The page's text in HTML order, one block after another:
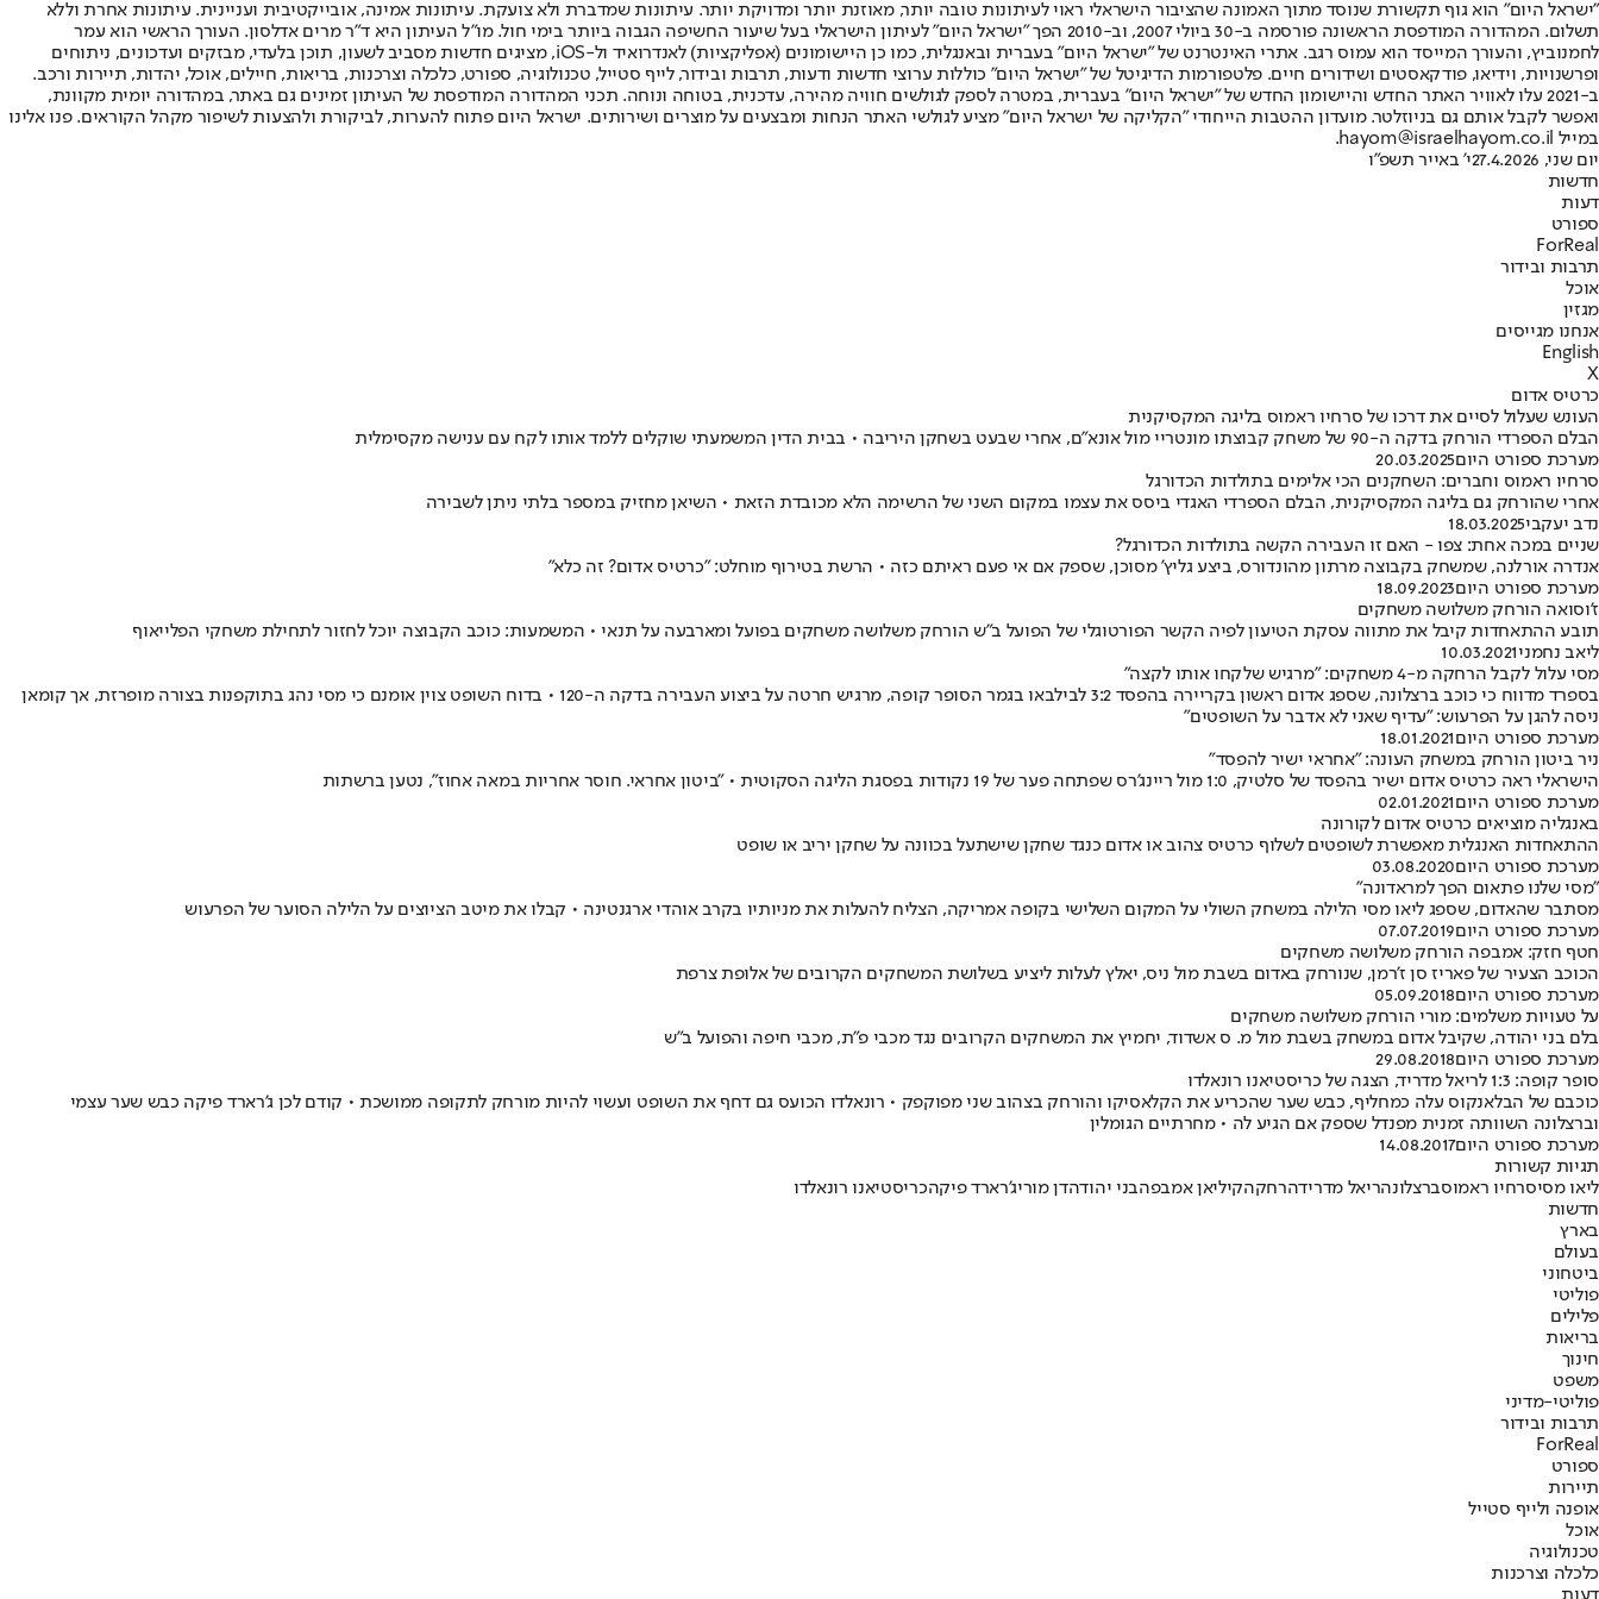
"ישראל היום" הוא גוף תקשורת שנוסד מתוך האמונה שהציבור הישראלי ראוי לעיתונות טובה יותר, מאוזנת יותר ומדויקת יותר. עיתונות שמדברת ולא צועקת. עיתונות אמינה, אובייקטיבית ועניינית. עיתונות אחרת וללא
תשלום. המהדורה המודפסת הראשונה פורסמה ב-30 ביולי 2007, וב-2010 הפך "ישראל היום" לעיתון הישראלי בעל שיעור החשיפה הגבוה ביותר בימי חול. מו"ל העיתון היא ד"ר מרים אדלסון. העורך הראשי הוא עמר
לחמנוביץ, והעורך המייסד הוא עמוס רגב. אתרי האינטרנט של "ישראל היום" בעברית ובאנגלית, כמו כן היישומונים (אפליקציות) לאנדרואיד ול-iOS, מציגים חדשות מסביב לשעון, תוכן בלעדי, מבזקים ועדכונים, ניתוחים
ופרשנויות, וידיאו, פודקאסטים ושידורים חיים. פלטפורמות הדיגיטל של "ישראל היום" כוללות ערוצי חדשות ודעות, תרבות ובידור, לייף סטייל, טכנולוגיה, ספורט, כלכלה וצרכנות, בריאות, חיילים, אוכל, יהדות, תיירות ורכב.
ב-2021 עלו לאוויר האתר החדש והיישומון החדש של "ישראל היום" בעברית, במטרה לספק לגולשים חוויה מהירה, עדכנית, בטוחה ונוחה. תכני המהדורה המודפסת של העיתון זמינים גם באתר, במהדורה יומית מקוונת,
ואפשר לקבל אותם גם בניוזלטר. מועדון ההטבות הייחודי "הקליקה של ישראל היום" מציע לגולשי האתר הנחות ומבצעים על מוצרים ושירותים. ישראל היום פתוח להערות, לביקורת ולהצעות לשיפור מקהל הקוראים. פנו אלינו
במייל hayom@israelhayom.co.il.
יום שני, 27.4.2026
י' באייר תשפ"ו
חדשות
דעות
ספורט
ForReal
תרבות ובידור
אוכל
מגזין
אנחנו מגייסים
English
X
כרטיס אדום
העונש שעלול לסיים את דרכו של סרחיו ראמוס בליגה המקסיקנית
הבלם הספרדי הורחק בדקה ה-90 של משחק קבוצתו מונטריי מול אונא"ם, אחרי שבעט בשחקן היריבה • בבית הדין המשמעתי שוקלים ללמד אותו לקח עם ענישה מקסימלית
מערכת ספורט היום20.03.2025
סרחיו ראמוס וחברים: השחקנים הכי אלימים בתולדות הכדורגל
אחרי שהורחק גם בליגה המקסיקנית, הבלם הספרדי האגדי ביסס את עצמו במקום השני של הרשימה הלא מכובדת הזאת • השיאן מחזיק במספר בלתי ניתן לשבירה
נדב יעקבי18.03.2025
שניים במכה אחת: צפו - האם זו העבירה הקשה בתולדות הכדורגל?
אנדרה אורלנה, שמשחק בקבוצה מרתון מהונדורס, ביצע גליץ' מסוכן, שספק אם אי פעם ראיתם כזה • הרשת בטירוף מוחלט: "כרטיס אדום? זה כלא"
מערכת ספורט היום18.09.2023
ז'וסואה הורחק משלושה משחקים
תובע ההתאחדות קיבל את מתווה עסקת הטיעון לפיה הקשר הפורטוגלי של הפועל ב"ש הורחק משלושה משחקים בפועל ומארבעה על תנאי • המשמעות: כוכב הקבוצה יוכל לחזור לתחילת משחקי הפלייאוף
ליאב נחמני10.03.2021
מסי עלול לקבל הרחקה מ-4 משחקים: "מרגיש שלקחו אותו לקצה"
בספרד מדווח כי כוכב ברצלונה, שספג אדום ראשון בקריירה בהפסד 3:2 לבילבאו בגמר הסופר קופה, מרגיש חרטה על ביצוע העבירה בדקה ה-120 • בדוח השופט צוין אומנם כי מסי נהג בתוקפנות בצורה מופרזת, אך קומאן
ניסה להגן על הפרעוש: "עדיף שאני לא אדבר על השופטים"
מערכת ספורט היום18.01.2021
ניר ביטון הורחק במשחק העונה: "אחראי ישיר להפסד"
הישראלי ראה כרטיס אדום ישיר בהפסד של סלטיק, 1:0 מול ריינג'רס שפתחה פער של 19 נקודות בפסגת הליגה הסקוטית • "ביטון אחראי. חוסר אחריות במאה אחוז", נטען ברשתות
מערכת ספורט היום02.01.2021
באנגליה מוציאים כרטיס אדום לקורונה
ההתאחדות האנגלית מאפשרת לשופטים לשלוף כרטיס צהוב או אדום כנגד שחקן שישתעל בכוונה על שחקן יריב או שופט
מערכת ספורט היום03.08.2020
"מסי שלנו פתאום הפך למראדונה"
מסתבר שהאדום, שספג ליאו מסי הלילה במשחק השולי על המקום השלישי בקופה אמריקה, הצליח להעלות את מניותיו בקרב אוהדי ארגנטינה • קבלו את מיטב הציוצים על הלילה הסוער של הפרעוש
מערכת ספורט היום07.07.2019
חטף חזק: אמבפה הורחק משלושה משחקים
הכוכב הצעיר של פאריז סן ז'רמן, שנורחק באדום בשבת מול ניס, יאלץ לעלות ליציע בשלושת המשחקים הקרובים של אלופת צרפת
מערכת ספורט היום05.09.2018
על טעויות משלמים: מורי הורחק משלושה משחקים
בלם בני יהודה, שקיבל אדום במשחק בשבת מול מ. ס אשדוד, יחמיץ את המשחקים הקרובים נגד מכבי פ"ת, מכבי חיפה והפועל ב"ש
מערכת ספורט היום29.08.2018
סופר קופה: 1:3 לריאל מדריד, הצגה של כריסטיאנו רונאלדו
כוכבם של הבלאנקוס עלה כמחליף, כבש שער שהכריע את הקלאסיקו והורחק בצהוב שני מפוקפק • רונאלדו הכועס גם דחף את השופט ועשוי להיות מורחק לתקופה ממושכת • קודם לכן ג'רארד פיקה כבש שער עצמי
וברצלונה השוותה זמנית מפנדל שספק אם הגיע לה • מחרתיים הגומלין
מערכת ספורט היום14.08.2017
תגיות קשורות
ליאו מסיסרחיו ראמוסברצלונהריאל מדרידהרחקהקיליאן אמבפהבני יהודהדן מוריג'רארד פיקהכריסטיאנו רונאלדו
חדשות
בארץ
בעולם
ביטחוני
פוליטי
פלילים
בריאות
חינוך
משפט
פוליטי-מדיני
תרבות ובידור
ForReal
ספורט
תיירות
אופנה ולייף סטייל
אוכל
טכנולוגיה
כלכלה וצרכנות